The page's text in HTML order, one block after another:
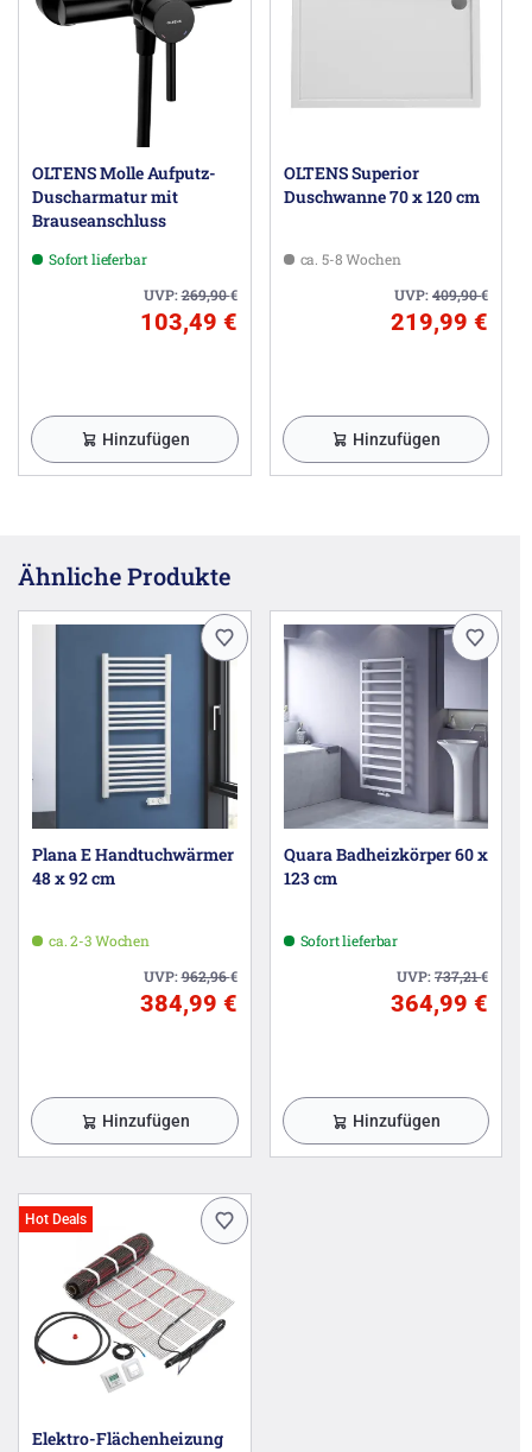
OLTENS Molle Aufputz-
Duscharmatur mit
Brauseanschluss
Sofort lieferbar
UVP:269,90€
103,49 €
Hinzufügen
OLTENS Superior
Duschwanne 70 x 120 cm
ca. 5-8 Wochen
UVP:409,90€
219,99 €
Hinzufügen
Ähnliche Produkte
Plana E Handtuchwärmer
48 x 92 cm
ca. 2-3 Wochen
UVP:962,96€
384,99 €
Hinzufügen
Quara Badheizkörper 60 x
123 cm
Sofort lieferbar
UVP:737,21€
364,99 €
Hinzufügen
Hot Deals
Elektro-Flächenheizung